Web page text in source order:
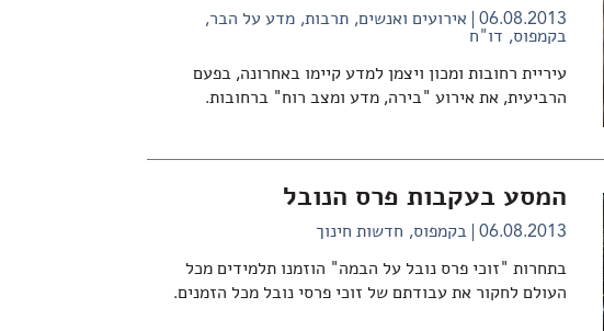
06.08.2013 אירועים ואנשים תרבות מדע על הבר
בקמפוס דו"ח
‬הרביעית, ‬את‭ ‬אירוע "‬בירה, ‬מדע‭ ‬ומצב‭ ‬רוח" ‬ברחובות.
המסע בעקבות פרס הנובל
06.08.2013 בקמפוס חדשות חינוך
בתחרות "זוכי פרס נובל על הבמה" הוזמנו תלמידים מכל
העולם לחקור את עבודתם של זוכי פרסי נובל מכל הזמנים.